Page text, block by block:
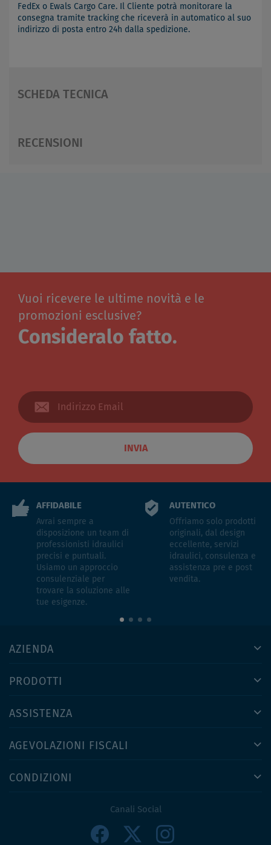
FedEx o Ewals Cargo Care. Il Cliente potrà monitorare la
consegna tramite tracking che riceverà in automatico al suo
indirizzo di posta entro 24h dalla spedizione.
SCHEDA TECNICA
RECENSIONI
Vuoi ricevere le ultime novità e le
promozioni esclusive?
Consideralo fatto.
INVIA
AFFIDABILE
Avrai sempre a
disposizione un team di
professionisti idraulici
precisi e puntuali.
Usiamo un approccio
consulenziale per
trovare la soluzione alle
tue esigenze.
AUTENTICO
Offriamo solo prodotti
originali, dal design
eccellente, servizi
idraulici, consulenza e
assistenza pre e post
vendita.
AZIENDA
PRODOTTI
ASSISTENZA
AGEVOLAZIONI FISCALI
CONDIZIONI
Canali Social